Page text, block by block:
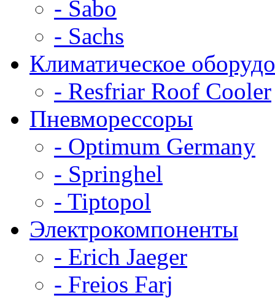
- Sabo
- Sachs
Климатическое
- Resfriar Roof Cooler
Пневморессоры
- Optimum Germany
- Springhel
- Tiptopol
Электрокомпоненты
- Erich Jaeger
- Freios Farj